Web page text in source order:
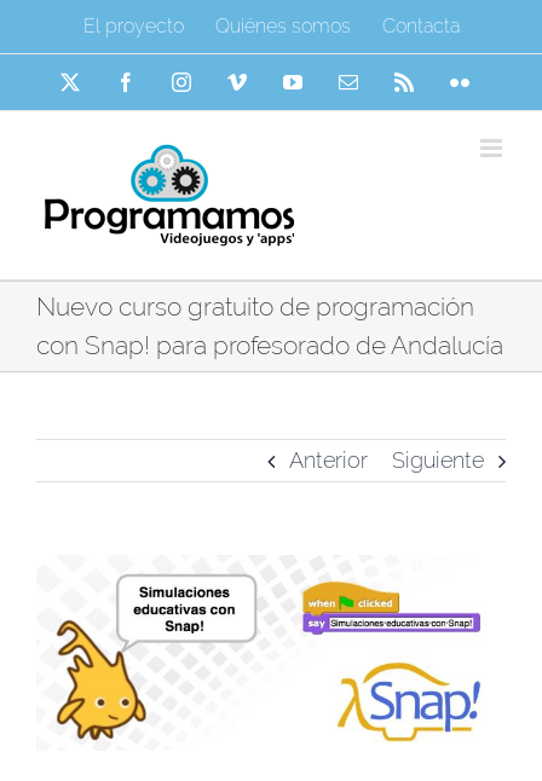
al
contenido
El proyecto Quiénes somos Contacta
FacebookInstagramVimeo YouTubeCorreo
Flickr
Nuevo curso gratuito de programación
con Snap! para profesorado de Andalucía
Anterior Siguiente
más
grande